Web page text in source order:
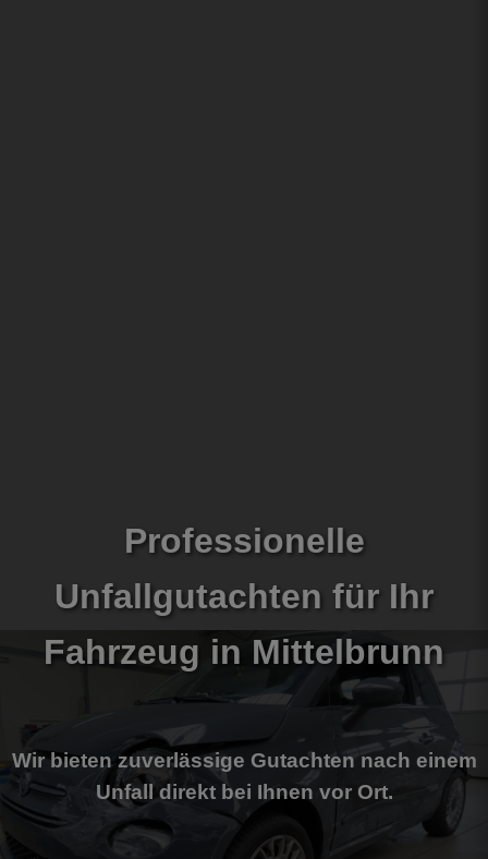
Professionelle
Unfallgutachten für Ihr
Fahrzeug in Mittelbrunn
Wir bieten zuverlässige Gutachten nach einem
Unfall direkt bei Ihnen vor Ort.